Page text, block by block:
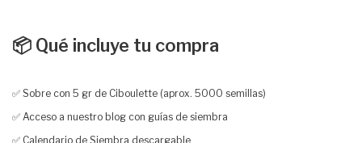
📦 Qué incluye tu compra
✅ Sobre con 5 gr de Ciboulette (aprox. 5000 semillas)
✅ Acceso a nuestro blog con guías de siembra
✅ Calendario de Siembra descargable